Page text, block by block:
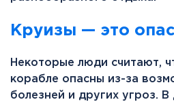
Круизы — это
Некоторые люди считают,
корабле опасны из-за
болезней и других угроз. В